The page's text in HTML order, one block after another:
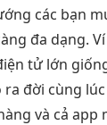
các bạn
đa dạng.
tử lớn
đời cùng
và cả app